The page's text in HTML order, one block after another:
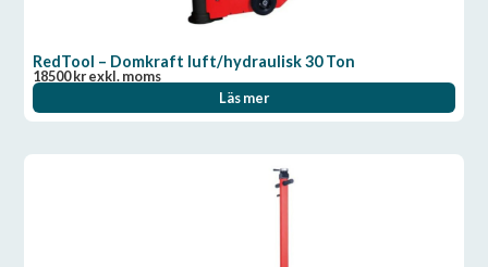
RedTool – Domkraft luft/hydraulisk 30 Ton
18500krexkl. moms
Läs mer